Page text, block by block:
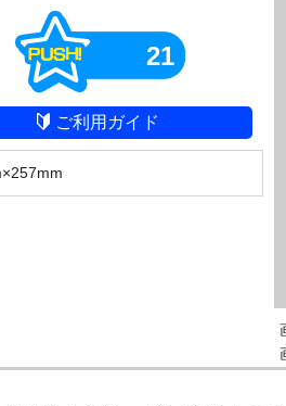
21
ご利用ガイド